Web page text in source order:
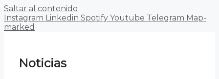
Saltar al contenido
Instagram Linkedin Spotify Youtube Telegram Map-
marked
Noticias